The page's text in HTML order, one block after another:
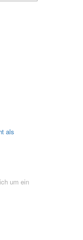
als
um ein